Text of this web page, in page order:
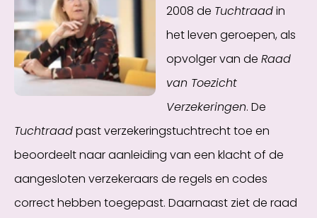
2008 de Tuchtraadin
het leven geroepen, als
opvolger van de Raad
van Toezicht
Verzekeringen. De
Tuchtraadpast verzekeringstuchtrecht toe en
beoordeelt naar aanleiding van een klacht of de
aangesloten verzekeraars de regels en codes
correct hebben toegepast. Daarnaast ziet de raad